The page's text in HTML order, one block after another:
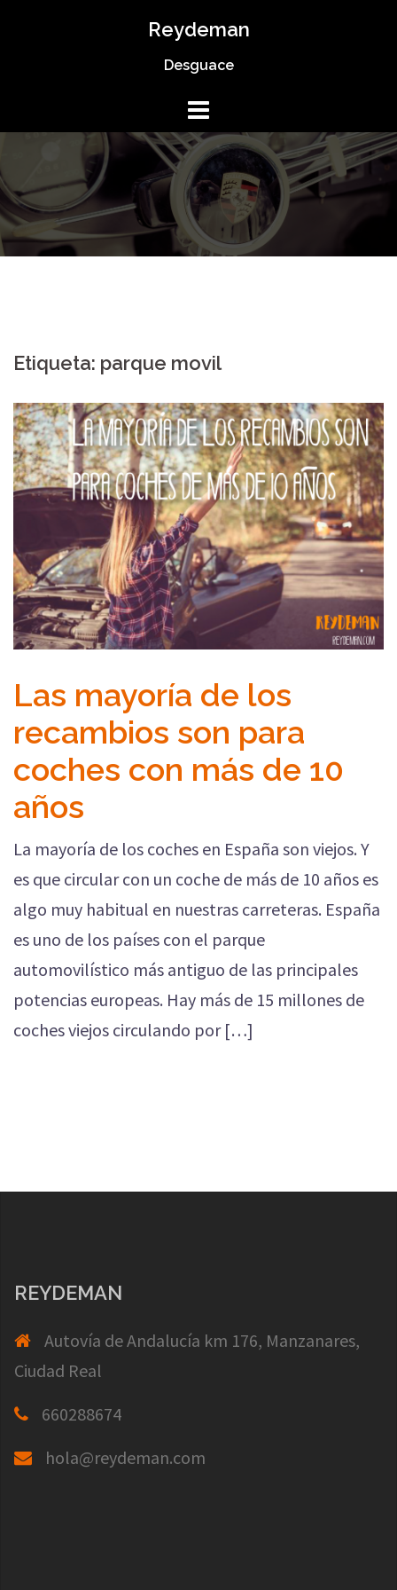
Reydeman
Desguace
Etiqueta: parque movil
Las mayoría de los
recambios son para
coches con más de 10
años
La mayoría de los coches en España son viejos. Y
es que circular con un coche de más de 10 años es
algo muy habitual en nuestras carreteras. España
es uno de los países con el parque
automovilístico más antiguo de las principales
potencias europeas. Hay más de 15 millones de
coches viejos circulando por […]
REYDEMAN
Autovía de Andalucía km 176, Manzanares,
Ciudad Real
660288674
hola@reydeman.com